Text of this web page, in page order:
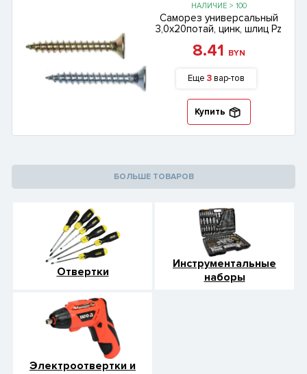
НАЛИЧИЕ > 100
Саморез универсальный
3,0х20потай, цинк, шлиц Pz
8.41 BYN
Еще 3вар-тов
Купить
БОЛЬШЕ ТОВАРОВ
Отвертки
Инструментальные
наборы
Электроотвертки и